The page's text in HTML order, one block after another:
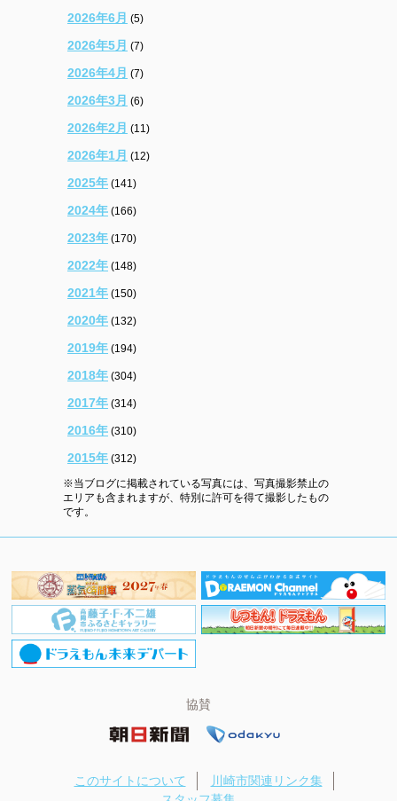
2026年6月 (5)
2026年5月 (7)
2026年4月 (7)
2026年3月 (6)
2026年2月 (11)
2026年1月 (12)
2025年 (141)
2024年 (166)
2023年 (170)
2022年 (148)
2021年 (150)
2020年 (132)
2019年 (194)
2018年 (304)
2017年 (314)
2016年 (310)
2015年 (312)
※当ブログに掲載されている写真には、写真撮影禁止の
エリアも含まれますが、特別に許可を得て撮影したもの
です。
協賛
このサイトについて
川崎市関連リンク集